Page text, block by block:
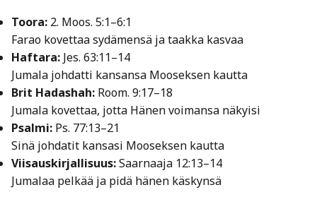
Toora: 2. Moos. 5:1–6:1
Farao kovettaa sydämensä ja taakka kasvaa
Haftara: Jes. 63:11–14
Jumala johdatti kansansa Mooseksen kautta
Brit Hadashah: Room. 9:17–18
Jumala kovettaa, jotta Hänen voimansa näkyisi
Psalmi: Ps. 77:13–21
Sinä johdatit kansasi Mooseksen kautta
Viisauskirjallisuus:Saarnaaja 12:13–14
Jumalaa pelkää ja pidä hänen käskynsä